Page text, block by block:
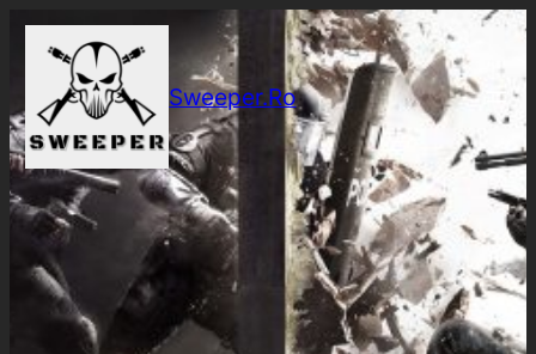
Sari
conținut
Sweeper.Ro